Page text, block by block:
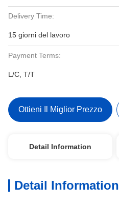
Delivery Time:
15 giorni del lavoro
Payment Terms:
L/C, T/T
Ottieni Il Miglior Prezzo
Detail Information
Detail Information